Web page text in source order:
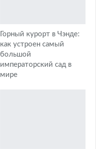
Горный курорт в Чэнде:
как устроен самый
большой
императорский сад в
мире